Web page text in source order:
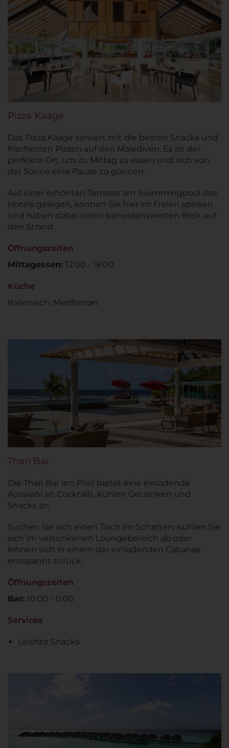
Pizza Kaage
Das Pizza Kaage serviert mit die besten Snacks und
frischesten Pizzen auf den Malediven. Es ist der
perfekte Ort, um zu Mittag zu essen und sich von
der Sonne eine Pause zu gönnen.
Auf einer erhöhten Terrasse am Swimmingpool des
Hotels gelegen, können Sie hier im Freien speisen
und haben dabei einen beneidenswerten Blick auf
den Strand.
Öffnungszeiten
Mittagessen: 12:00 - 18:00
Küche
Italienisch, Mediterran
Thari Bar
Die Thari Bar am Pool bietet eine einladende
Auswahl an Cocktails, kühlen Getränken und
Snacks an.
Suchen Sie sich einen Tisch im Schatten, kühlen Sie
sich im versunkenen Loungebereich ab oder
lehnen sich in einem der einladenden Cabanas
entspannt zurück.
Öffnungszeiten
Bar: 10:00 - 0:00
Services
Leichte Snacks